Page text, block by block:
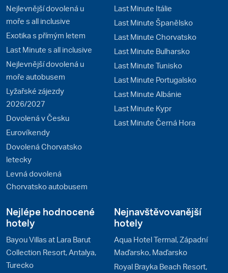
Nejlevnější dovolená u
moře s all inclusive
Exotika s přímým letem
Last Minute s all inclusive
Nejlevnější dovolená u
moře autobusem
Lyžařské zájezdy
2026/2027
Dovolená v Česku
Eurovíkendy
Dovolená Chorvatsko
letecky
Levná dovolená
Chorvatsko autobusem
Last Minute Itálie
Last Minute Španělsko
Last Minute Chorvatsko
Last Minute Bulharsko
Last Minute Tunisko
Last Minute Portugalsko
Last Minute Albánie
Last Minute Kypr
Last Minute Černá Hora
Nejlépe hodnocené
hotely
Bayou Villas at Lara Barut
Collection Resort, Antalya,
Turecko
Nejnavštěvovanější
hotely
Aqua Hotel Termal, Západní
Maďarsko, Maďarsko
Royal Brayka Beach Resort,